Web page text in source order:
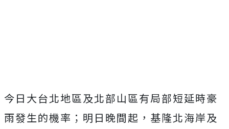
今日大台北地區及北部山區有局部短延時豪
雨發生的機率；明日晚間起，基隆北海岸及